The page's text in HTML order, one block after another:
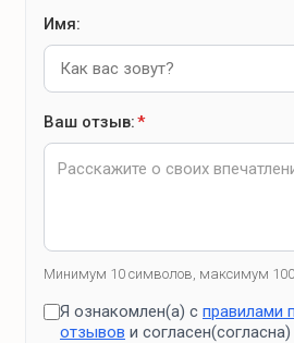
Имя:
Ваш отзыв:*
Минимум 10 символов, максимум
Я ознакомлен(а) с правилами
отзывов и